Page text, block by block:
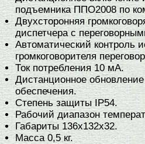
подъемника ППО2008 по
Двухсторонняя
диспетчера с
Автоматический контроль
громкоговорителя
Ток потребления 10 мА.
Дистанционное
обеспечения.
Степень защиты IP54.
Рабочий диапазон
Габариты 136х132х32.
Масса 0,5 кг.